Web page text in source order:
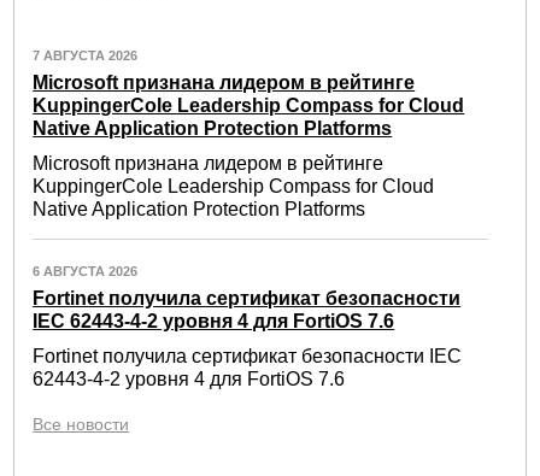
7 АВГУСТА 2026
Microsoft признана лидером в рейтинге
KuppingerCole Leadership Compass for Cloud
Native Application Protection Platforms
Microsoft признана лидером в рейтинге
KuppingerCole Leadership Compass for Cloud
Native Application Protection Platforms
6 АВГУСТА 2026
Fortinet получила сертификат безопасности
IEC 62443-4-2 уровня 4 для FortiOS 7.6
Fortinet получила сертификат безопасности IEC
62443-4-2 уровня 4 для FortiOS 7.6
Все новости